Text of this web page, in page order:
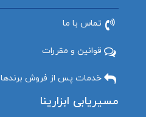
تماس با ما
قوانین و مقررات
خدمات پس از فروش برندها
مسیریابی ابزارینا